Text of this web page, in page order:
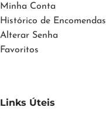
Minha Conta
Histórico de Encomendas
Alterar Senha
Favoritos
Links Úteis